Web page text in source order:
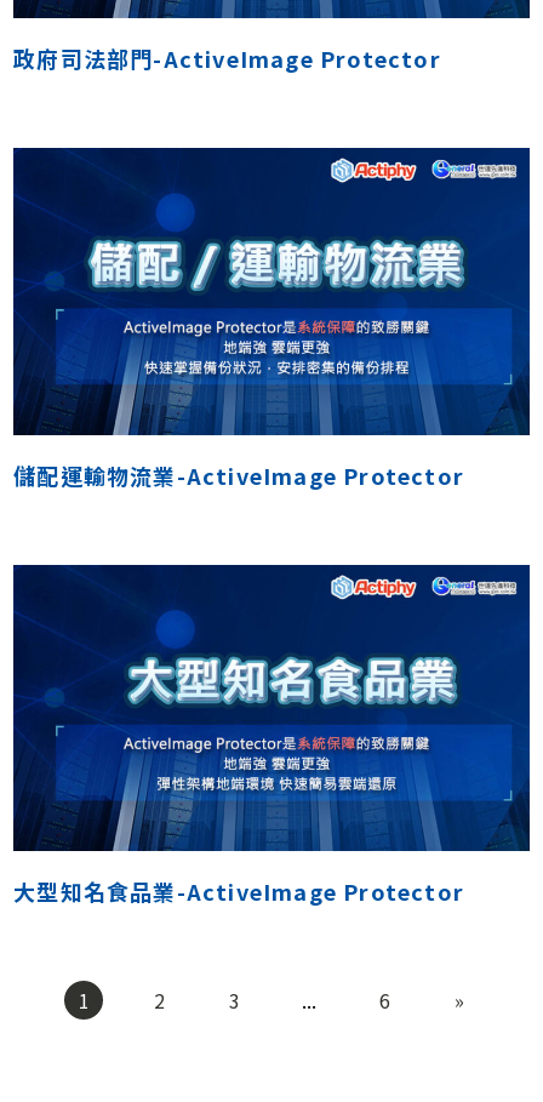
政府司法部門-ActiveImage Protector
儲配運輸物流業-ActiveImage Protector
大型知名食品業-ActiveImage Protector
1 2 3 ... 6 »